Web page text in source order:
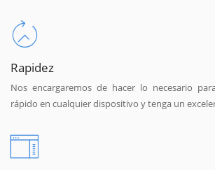
Rapidez
Nos encargaremos de hacer lo necesario
rápido en cualquier dispositivo y tenga un